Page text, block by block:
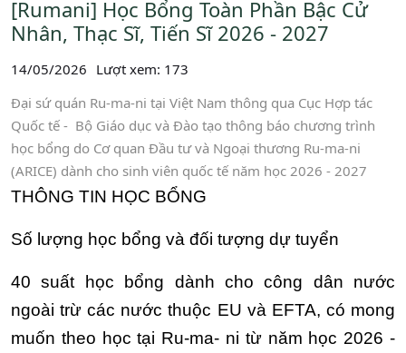
[Rumani] Học Bổng Toàn Phần Bậc Cử
Nhân, Thạc Sĩ, Tiến Sĩ 2026 - 2027
14/05/2026 Lượt xem: 173
Đại sứ quán Ru-ma-ni tại Việt Nam thông qua Cục Hợp tác
Quốc tế - Bộ Giáo dục và Đào tạo thông báo chương trình
học bổng do Cơ quan Đầu tư và Ngoại thương Ru-ma-ni
(ARICE) dành cho sinh viên quốc tế năm học 2026 - 2027
THÔNG TIN HỌC BỔNG
Số lượng học bổng và đối tượng dự tuyển
40 suất học bổng dành cho công dân nước
ngoài trừ các nước thuộc EU và EFTA, có mong
muốn theo học tại Ru-ma- ni từ năm học 2026 -